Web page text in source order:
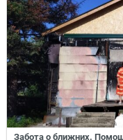
Забота о ближних.